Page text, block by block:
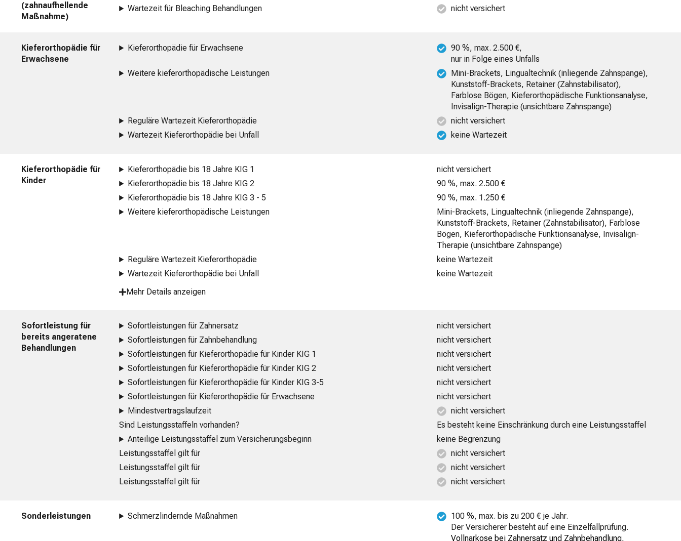
(zahnaufhellende
Maßnahme)
Wartezeit für Bleaching Behandlungen
nicht versichert
Kieferorthopädie für
Erwachsene
Kieferorthopädie für Erwachsene
90 %, max. 2.500 €,
nur in Folge eines Unfalls
Weitere kieferorthopädische Leistungen
Mini-Brackets, Lingualtechnik (inliegende Zahnspange),
Kunststoff-Brackets, Retainer (Zahnstabilisator),
Farblose Bögen, Kieferorthopädische Funktionsanalyse,
Invisalign-Therapie (unsichtbare Zahnspange)
Reguläre Wartezeit Kieferorthopädie
nicht versichert
Wartezeit Kieferorthopädie bei Unfall
keine Wartezeit
Kieferorthopädie für
Kinder
Kieferorthopädie bis 18 Jahre KIG 1
nicht versichert
Kieferorthopädie bis 18 Jahre KIG 2
90 %, max. 2.500 €
Kieferorthopädie bis 18 Jahre KIG 3 - 5
90 %, max. 1.250 €
Weitere kieferorthopädische Leistungen
Mini-Brackets, Lingualtechnik (inliegende Zahnspange),
Kunststoff-Brackets, Retainer (Zahnstabilisator), Farblose
Bögen, Kieferorthopädische Funktionsanalyse, Invisalign-
Therapie (unsichtbare Zahnspange)
Reguläre Wartezeit Kieferorthopädie
keine Wartezeit
Wartezeit Kieferorthopädie bei Unfall
keine Wartezeit
Mehr Details anzeigen
Sofortleistung für
bereits angeratene
Behandlungen
Sofortleistungen für Zahnersatz
nicht versichert
Sofortleistungen für Zahnbehandlung
nicht versichert
Sofortleistungen für Kieferorthopädie für Kinder KIG 1
nicht versichert
Sofortleistungen für Kieferorthopädie für Kinder KIG 2
nicht versichert
Sofortleistungen für Kieferorthopädie für Kinder KIG 3-5
nicht versichert
Sofortleistungen für Kieferorthopädie für Erwachsene
nicht versichert
Mindestvertragslaufzeit
nicht versichert
Sind Leistungsstaffeln vorhanden?
Es besteht keine Einschränkung durch eine Leistungsstaffel
Anteilige Leistungsstaffel zum Versicherungsbeginn
keine Begrenzung
Leistungsstaffel gilt für
nicht versichert
Leistungsstaffel gilt für
nicht versichert
Leistungsstaffel gilt für
nicht versichert
Sonderleistungen Schmerzlindernde Maßnahmen
100 %, max. bis zu 200 € je Jahr.
Der Versicherer besteht auf eine Einzelfallprüfung.
Vollnarkose bei Zahnersatz und Zahnbehandlung,